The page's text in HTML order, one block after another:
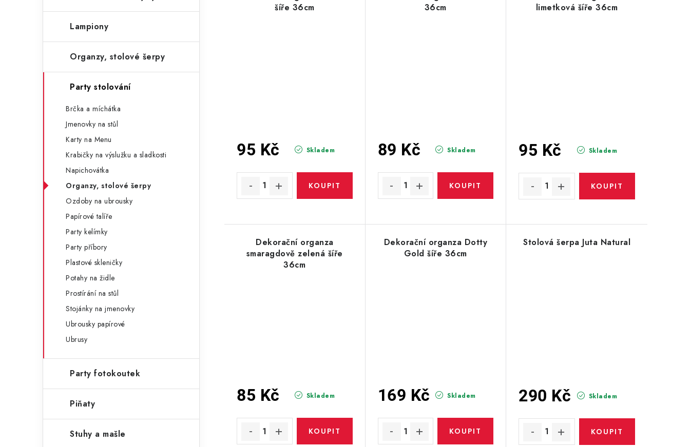
Lampiony
Organzy, stolové šerpy
Party stolování
Brčka a míchátka
Jmenovky na stůl
Karty na Menu
Krabičky na výslužku a sladkosti
Napichovátka
Organzy, stolové šerpy
Ozdoby na ubrousky
Papírové talíře
Party kelímky
Party příbory
Plastové skleničky
Potahy na židle
Prostírání na stůl
Stojánky na jmenovky
Ubrousky papírové
Ubrusy
Party fotokoutek
Piňaty
Stuhy a mašle
šíře 36cm
Skladem
95 Kč
36cm
Skladem
89 Kč
limetková šíře 36cm
Skladem
95 Kč
Dekorační organza
smaragdově zelená šíře
36cm
Skladem
85 Kč
Dekorační organza Dotty
Gold šíře 36cm
Skladem
169 Kč
Stolová šerpa Juta Natural
Skladem
290 Kč